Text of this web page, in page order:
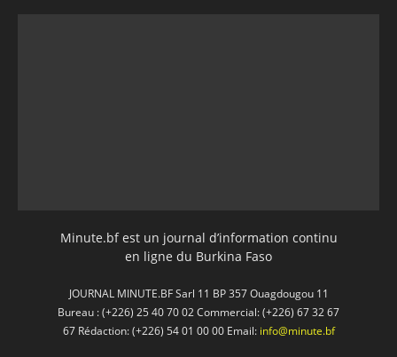
Minute.bf est un journal d’information continu
en ligne du Burkina Faso
JOURNAL MINUTE.BF Sarl 11 BP 357 Ouagdougou 11
Bureau : (+226) 25 40 70 02 Commercial: (+226) 67 32 67
67 Rédaction: (+226) 54 01 00 00 Email: info@minute.bf